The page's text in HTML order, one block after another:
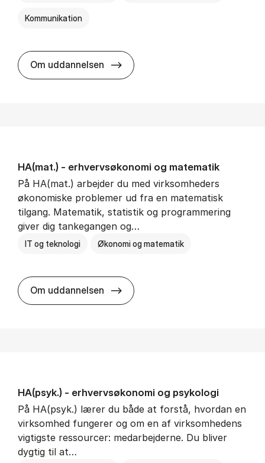
Kommunikation
Om uddannelsen HA(kom.) - erhvervs­økonomi
HA(mat.) - erhvervs­økonomi og ma­te­ma­tik
På HA(mat.) arbejder du med virksomheders
økonomiske problemer ud fra en matematisk
tilgang. Matematik, statistik og programmering
giver dig tankegangen og…
IT og teknologi Økonomi og matematik
Om uddannelsen HA(mat.) - erhvervs­økonomi og
HA(psyk.) - erhvervs­økonomi og psy­ko­lo­gi
På HA(psyk.) lærer du både at forstå, hvordan en
virksomhed fungerer og om en af virksomhedens
vigtigste ressourcer: medarbejderne. Du bliver
dygtig til at…